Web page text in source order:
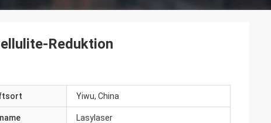
Reduktion
Yiwu, China
Lasylaser